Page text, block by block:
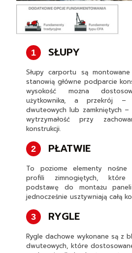
1 SŁUPY
Słupy carportu są
stanowią główne podparcie
wysokość można
użytkownika, a przekrój
dwuteowych lub zamkniętych
wytrzymałość przy
konstrukcji.
2 PŁATWIE
To poziome elementy
profili zimnogiętych, które
podstawę do montażu
jednocześnie usztywniają całą
3 RYGLE
Rygle dachowe wykonane są z
dwuteowych, które